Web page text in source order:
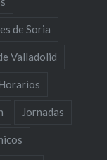
de Soria
Valladolid
Jornadas